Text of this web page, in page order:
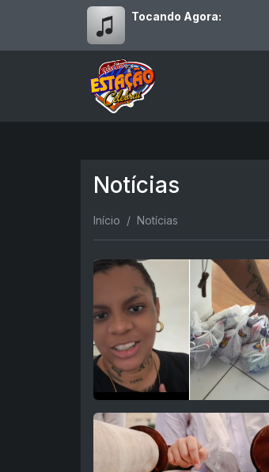
Tocando Agora:
Notícias
Início Notícias